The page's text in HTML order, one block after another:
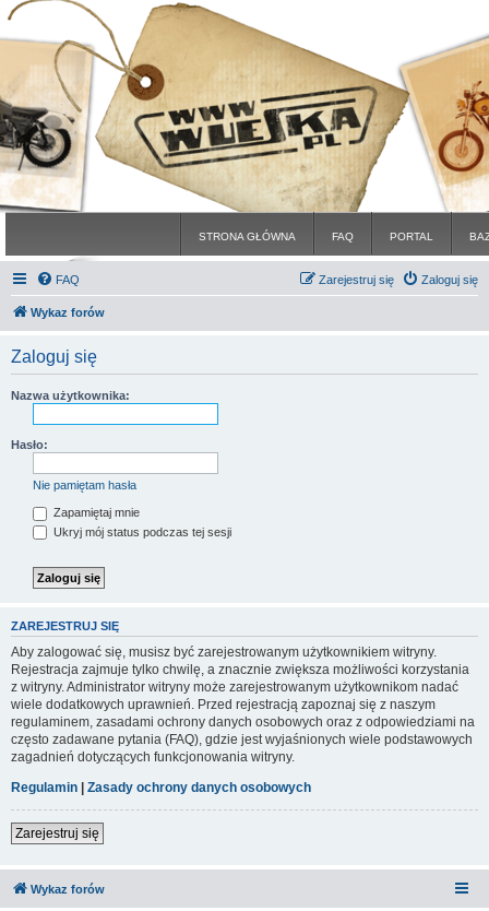
STRONA GŁÓWNA FAQ PORTAL
FAQ Zaloguj się
Zarejestruj się
Wykaz forów
Zaloguj się
Nazwa użytkownika:
Hasło:
Nie pamiętam hasła
Zapamiętaj mnie
Ukryj mój status podczas tej sesji
ZAREJESTRUJ SIĘ
Aby zalogować się, musisz być zarejestrowanym użytkownikiem witryny.
Rejestracja zajmuje tylko chwilę, a znacznie zwiększa możliwości korzystania
z witryny. Administrator witryny może zarejestrowanym użytkownikom nadać
wiele dodatkowych uprawnień. Przed rejestracją zapoznaj się z naszym
regulaminem, zasadami ochrony danych osobowych oraz z odpowiedziami na
często zadawane pytania (FAQ), gdzie jest wyjaśnionych wiele podstawowych
zagadnień dotyczących funkcjonowania witryny.
Regulamin | Zasady ochrony danych osobowych
Zarejestruj się
Wykaz forów